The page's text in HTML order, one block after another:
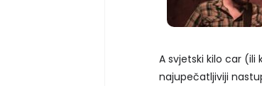
A svjetski kilo car
najupečatljiviji